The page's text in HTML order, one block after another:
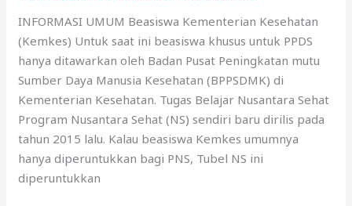
INFORMASI UMUM Beasiswa Kementerian Kesehatan
(Kemkes) Untuk saat ini beasiswa khusus untuk PPDS
hanya ditawarkan oleh Badan Pusat Peningkatan mutu
Sumber Daya Manusia Kesehatan (BPPSDMK) di
Kementerian Kesehatan. Tugas Belajar Nusantara Sehat
Program Nusantara Sehat (NS) sendiri baru dirilis pada
tahun 2015 lalu. Kalau beasiswa Kemkes umumnya
hanya diperuntukkan bagi PNS, Tubel NS ini
diperuntukkan
Beasiswa
PPDS
Seperti
Apa?